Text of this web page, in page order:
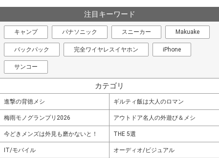
注目キーワード
キャンプ パナソニック スニーカー Makuake
バックパック 完全ワイヤレスイヤホン iPhone
サンコー
カテゴリ
進撃の背徳メシ ギルティ飯は大人のロマン
梅雨モノグランプリ2026 アウトドア名人の外遊び＆メシ
今どきメンズは外見も磨かないと！ THE 5選
IT/モバイル オーディオ/ビジュアル